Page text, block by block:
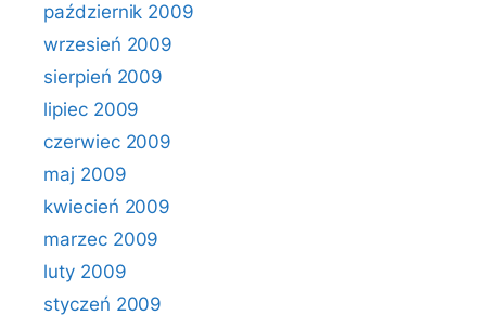
październik 2009
wrzesień 2009
sierpień 2009
lipiec 2009
czerwiec 2009
maj 2009
kwiecień 2009
marzec 2009
luty 2009
styczeń 2009